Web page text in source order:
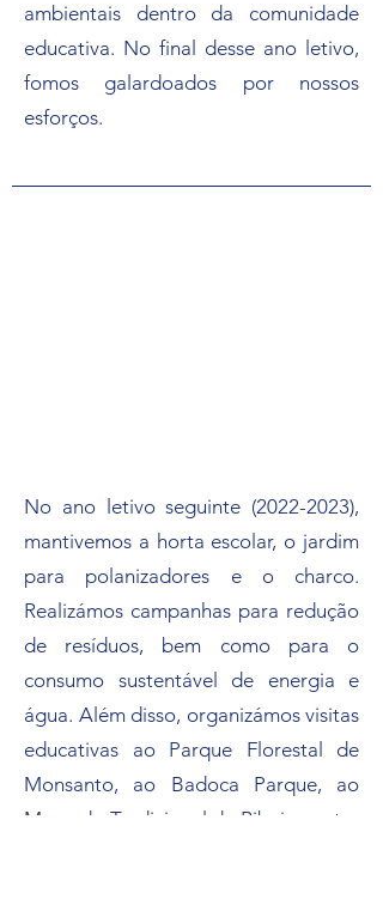
ambientais dentro da comunidade
educativa. No final desse ano letivo,
fomos galardoados por nossos
esforços.
No ano letivo seguinte (2022-2023),
mantivemos a horta escolar, o jardim
para polanizadores e o charco.
Realizámos campanhas para redução
de resíduos, bem como para o
consumo sustentável de energia e
água. Além disso, organizámos visitas
educativas ao Parque Florestal de
Monsanto, ao Badoca Parque, ao
Mercado Tradicional da Ribeira, entre